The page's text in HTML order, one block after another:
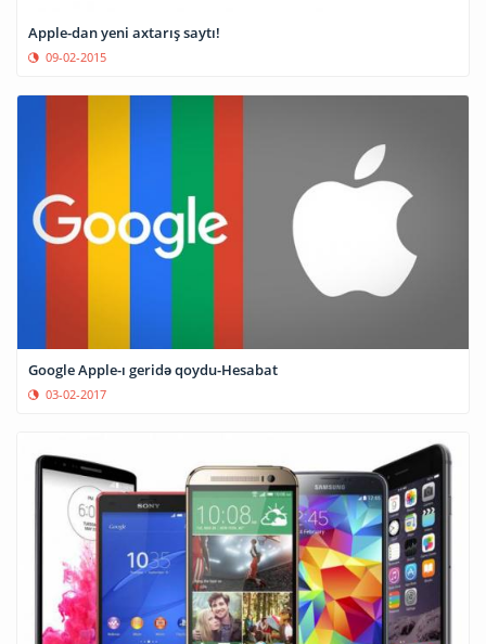
Apple-dan yeni axtarış saytı!
09-02-2015
Google Apple-ı geridə qoydu-Hesabat
03-02-2017